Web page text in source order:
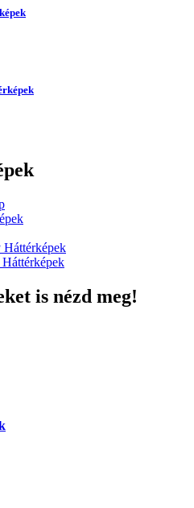
Háttérképek
is nézd meg!